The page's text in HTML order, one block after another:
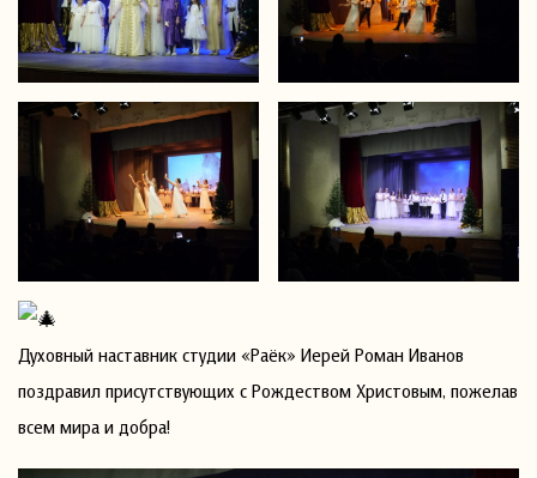
Духовный наставник студии «Раёк» Иерей Роман Иванов
поздравил присутствующих с Рождеством Христовым, пожелав
всем мира и добра!